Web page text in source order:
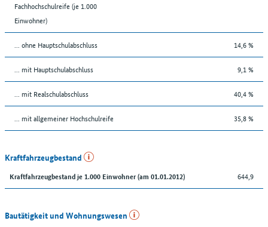
Fachhochschulreife (je 1.000
Einwohner)
... ohne Hauptschulabschluss 14,6 %
... mit Hauptschulabschluss 9,1 %
... mit Realschulabschluss 40,4 %
... mit allgemeiner Hochschulreife 35,8 %
Kraftfahrzeugbestand
Kraftfahrzeugbestand je 1.000 Einwohner (am 01.01.2012) 644,9
Bautätigkeit und Wohnungswesen